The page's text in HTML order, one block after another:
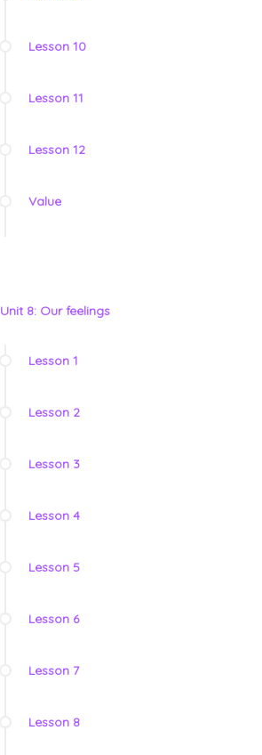
Lesson 10
Lesson 11
Lesson 12
Value
Unit 8: Our feelings
Lesson 1
Lesson 2
Lesson 3
Lesson 4
Lesson 5
Lesson 6
Lesson 7
Lesson 8